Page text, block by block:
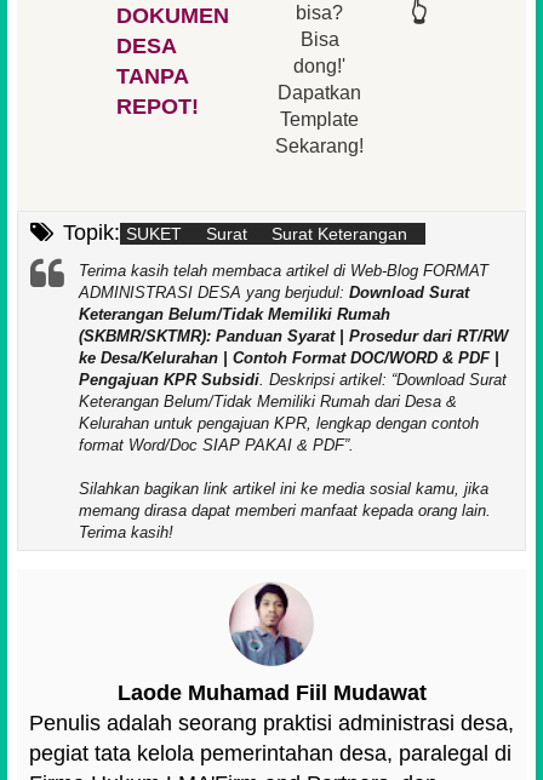
DOKUMEN
DESA
TANPA
REPOT!
bisa?
Bisa
dong!'
Dapatkan
Template
Sekarang!
👆
Topik: SUKET Surat Surat Keterangan
Terima kasih telah membaca artikel di Web-Blog FORMAT
ADMINISTRASI DESA yang berjudul: Download Surat
Keterangan Belum/Tidak Memiliki Rumah
(SKBMR/SKTMR): Panduan Syarat | Prosedur dari RT/RW
ke Desa/Kelurahan | Contoh Format DOC/WORD & PDF |
Pengajuan KPR Subsidi . Deskripsi artikel: Download Surat
Keterangan Belum/Tidak Memiliki Rumah dari Desa &
Kelurahan untuk pengajuan KPR, lengkap dengan contoh
format Word/Doc SIAP PAKAI & PDF .
Silahkan bagikan link artikel ini ke media sosial kamu, jika
memang dirasa dapat memberi manfaat kepada orang lain.
Terima kasih!
Laode Muhamad Fiil Mudawat
Penulis adalah seorang praktisi administrasi desa,
pegiat tata kelola pemerintahan desa, paralegal di